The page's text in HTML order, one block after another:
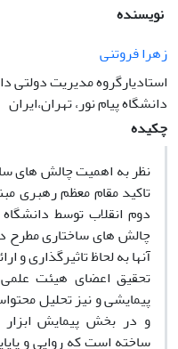
نویسنده
زهرا فروتنی
استادیارگروه مدیریت
دانشگاه پیام نور، تهران،ایران
چکیده
نظر به اهمیت چالش های
تاکید مقام معظم رهبری
دوم انقلاب توسط
چالش های ساختاری مطرح
آنها به لحاظ تاثیرگذاری و
تحقیق اعضای هیئت
پیمایشی و نیز تحلیل
و در بخش پیمایش
ساخته است که روایی و